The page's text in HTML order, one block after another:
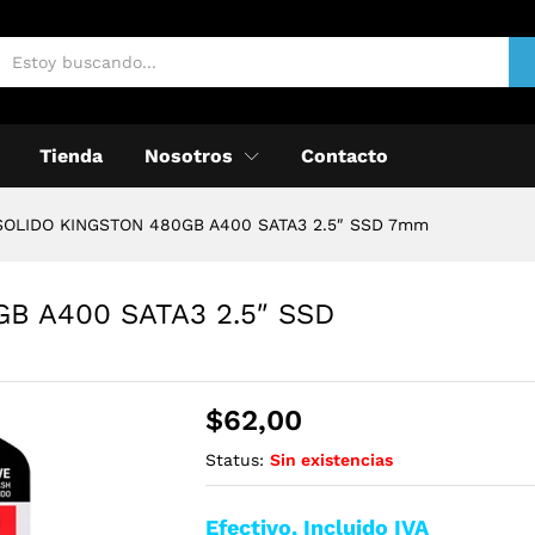
Tienda Nosotros Contacto
KINGSTON 480GB A400 SATA3 2.5″ SSD 7mm
A400 SATA3 2.5″ SSD
$62,00
Status: Sin existencias
Efectivo, Incluido IVA